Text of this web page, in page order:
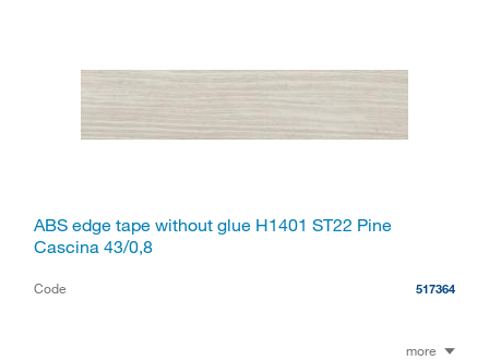
ABS edge tape without glue H1401 ST22 Pine
Cascina 43/0,8
Code 517364
more